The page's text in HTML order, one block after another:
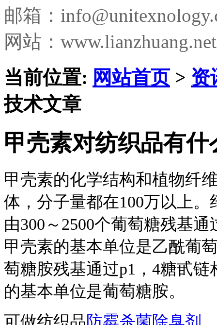
邮箱：
网站：www.lianzhuang.net
当前位置: 网站首页> 资
技术文章
甲壳素对纺织品有什
甲壳素的化学结构和植物纤
体，分子量都在100万以上
由300～2500个葡萄糖残基
甲壳素的基本单位是乙酰葡
萄糖胺残基通过p1，4糖甙
的基本单位是葡萄糖胺。